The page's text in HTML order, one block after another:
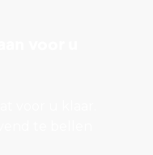
voor u
voor u klaar.